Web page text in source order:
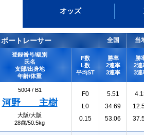
オッズ
ボートレーサー 全国 当
登録番号/級別
氏名
支部/出身地
年齢/体重
F数
L数
平均ST
勝率
2連率
3連率
勝
2連
3連
5004 / B1
河野 主樹
大阪/大阪
28歳/50.5kg
F0
L0
0.15
5.51
34.69
53.06